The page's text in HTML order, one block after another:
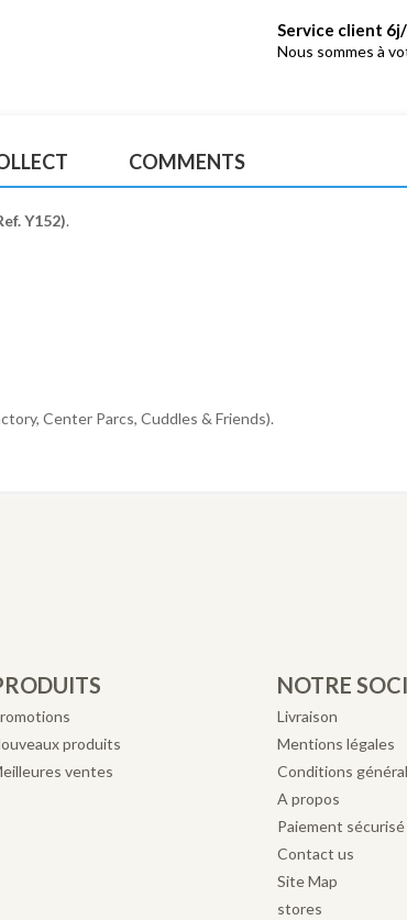
Service client
Nous sommes à
COMMENTS
Y152).
Center Parcs, Cuddles & Friends).
produits
ventes
NOTRE
Livraison
Mentions légales
Conditions
A propos
Paiement sécurisé
Contact us
Site Map
stores